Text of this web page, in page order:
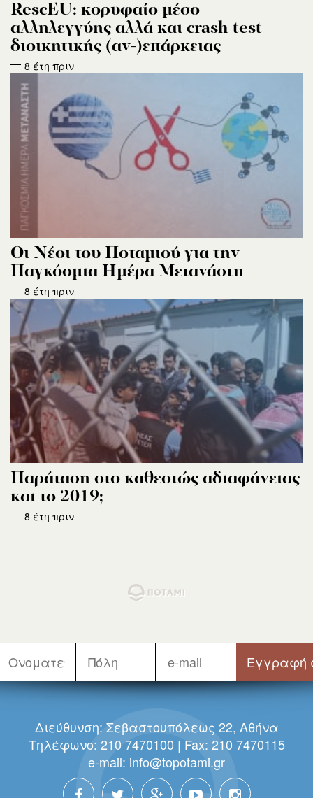
RescEU: κορυφαίο μέσο
αλληλεγγύης αλλά και crash test
διοικητικής (αν-)επάρκειας
8 έτη πριν
Οι Νέοι του Ποταμιού για την
Παγκόσμια Ημέρα Μετανάστη
8 έτη πριν
Παράταση στο καθεστώς αδιαφάνειας
και το 2019;
8 έτη πριν
Διεύθυνση: Σεβαστουπόλεως 22, Αθήνα
Τηλέφωνο: 210 7470100 | Fax: 210 7470115
e-mail: info@topotami.gr